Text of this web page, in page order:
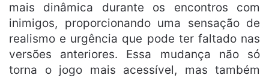
mais dinâmica durante os encontros com
inimigos, proporcionando uma sensação de
realismo e urgência que pode ter faltado nas
versões anteriores. Essa mudança não só
torna o jogo mais acessível, mas também